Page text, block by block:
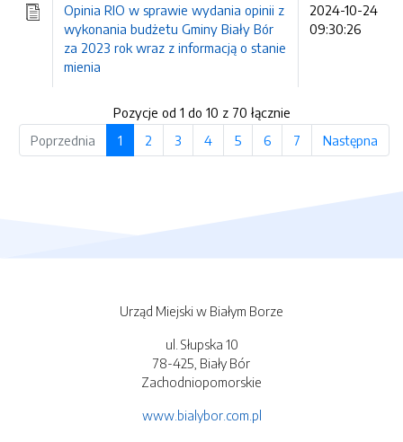
Opinia RIO w sprawie wydania opinii z
wykonania budżetu Gminy Biały Bór
za 2023 rok wraz z informacją o stanie
mienia
2024-10-24
09:30:26
Pozycje od 1 do 10 z 70 łącznie
Poprzednia
1 2 3 4 5 6 7 Następna
Urząd Miejski w Białym Borze
ul. Słupska 10
78-425, Biały Bór
Zachodniopomorskie
www.bialybor.com.pl